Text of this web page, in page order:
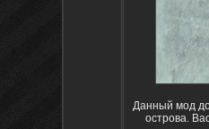
Данный мод
острова.